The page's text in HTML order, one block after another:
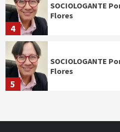
4
SOCIOLOGANTE
Flores
5
SOCIOLOGANTE
Flores